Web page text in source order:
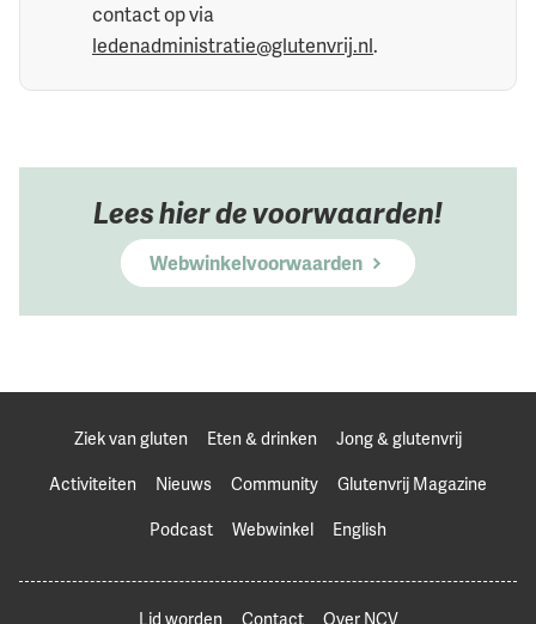
contact op via
ledenadministratie@glutenvrij.nl.
Lees hier de voorwaarden!
Webwinkelvoorwaarden
Ziek van gluten Eten & drinken
Jong & glutenvrij
Activiteiten
Nieuws Community
Glutenvrij Magazine
Podcast
Webwinkel English
Lid worden Contact Over NCV